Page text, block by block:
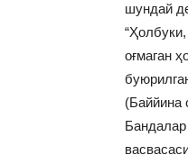
шундай
оғмаган
(Баййина